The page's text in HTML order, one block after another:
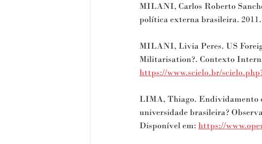
MILANI, Carlos Roberto
política externa brasileira.
MILANI, Livia Peres. US
Militarisation?. Contexto
https://www.scielo.br/
LIMA, Thiago. Endividamento
universidade brasileira?
Disponível em: https://